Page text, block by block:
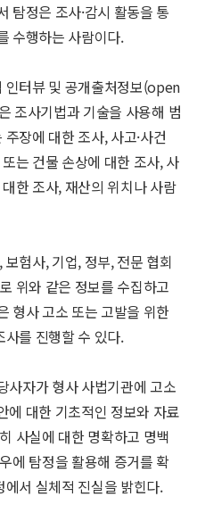
탐정은 조사·감시 활동을 통
수행하는 사람이다.
인터뷰 및 공개출처정보(open
사기법과 기술을 사용해 범
장에 대한 조사, 사고·사건
는 건물 손상에 대한 조사, 사
한 조사, 재산의 위치나 사람
험사, 기업, 정부, 전문 협회
위와 같은 정보를 수집하고
형사 고소 또는 고발을 위한
를 진행할 수 있다.
사자가 형사 사법기관에 고소
에 대한 기초적인 정보와 자료
사실에 대한 명확하고 명백
에 탐정을 활용해 증거를 확
서 실체적 진실을 밝힌다.